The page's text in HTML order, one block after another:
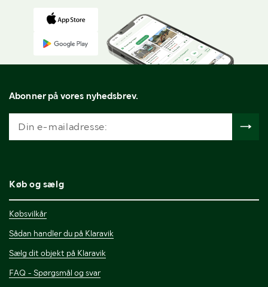
Abonner på vores nyhedsbrev.
Køb og sælg
Købsvilkår
Sådan handler du på Klaravik
Sælg dit objekt på Klaravik
FAQ - Spørgsmål og svar